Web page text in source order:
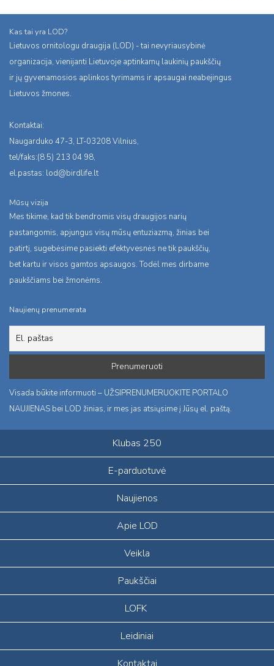
Kas tai yra LOD?
Lietuvos ornitologu draugija (LOD) - tai nevyriausybinė
organizacija, vienijanti Lietuvoje aptinkamų laukinių paukščių
ir jų gyvenamosios aplinkos tyrimams ir apsaugai neabejingus
Lietuvos žmones.
Kontaktai:
Naugarduko 47-3, LT-03208 Vilnius,
tel/faks:(8 5) 213 04 98,
el.pastas: lod@birdlife.lt
Mūsų vizija
Mes tikime, kad tik bendromis visų draugijos narių
pastangomis, apjungus visų mūsų entuziazmą, žinias bei
patirtį, sugebėsime pasiekti efektyvesnės ne tik paukščių,
bet kartu ir visos gamtos apsaugos. Todėl mes dirbame
paukščiams bei žmonėms.
Naujienų prenumerata
Visada būkite informuoti – UŽSIPRENUMERUOKITE PORTALO
NAUJIENAS bei LOD žinias, ir mes jas atsiųsime į Jūsų el. paštą.
Klubas 250
E-parduotuvė
Naujienos
Apie LOD
Veikla
Paukščiai
LOFK
Leidiniai